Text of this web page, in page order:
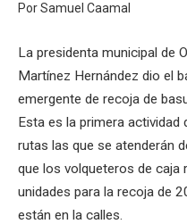
Por Samuel Caamal
La presidenta municipal de
Martínez Hernández dio el
emergente de recoja de
Esta es la primera actividad
rutas las que se atenderán
que los volqueteros de caja
unidades para la recoja de
están en la calles.